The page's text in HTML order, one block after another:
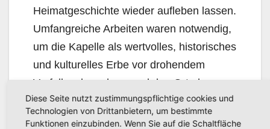
Heimatgeschichte wieder aufleben lassen.
Umfang­reiche Arbeiten waren notwendig,
um die Kapelle als wertvolles, historisches
und kulturelles Erbe vor drohendem
Verfall zu bewahren und den Ort als
lebendigen Veranstaltungsort für sehr
unter­schied­liche Nutzungen zu erhalten.
Diese Seite nutzt zustimmungspflichtige cookies und
Technologien von Drittanbietern, um bestimmte
Funktionen einzubinden. Wenn Sie auf die Schaltfläche